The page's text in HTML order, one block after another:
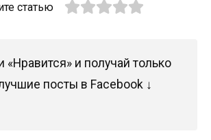
статью
и получай только
посты в Facebook ↓